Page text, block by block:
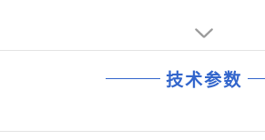
技术参数